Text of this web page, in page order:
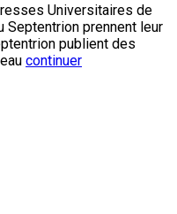
Universitaires de
prennent leur
publient des
continuer